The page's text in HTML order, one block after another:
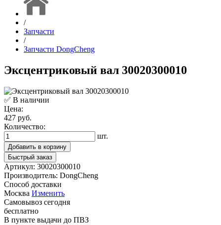
/
Запчасти
/
Запчасти DongCheng
Эксцентриковый вал 30020300010
✅ В наличии
Цена:
427 руб.
Количество:
шт.
Добавить в корзину
Быстрый заказ
Артикул: 30020300010
Производитель: DongCheng
Способ доставки
Москва Изменить
Самовывоз сегодня
бесплатно
В пункте выдачи до ПВЗ